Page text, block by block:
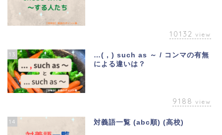
10132 view
13
…( , ) such as ～ / コンマの有無
による違いは？
9188 view
14 対義語一覧 (abc順) (高校)